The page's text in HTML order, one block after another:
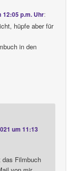
12:05 p.m. Uhr:
hüpfe aber für
in den
um 11:13
das Filmbuch